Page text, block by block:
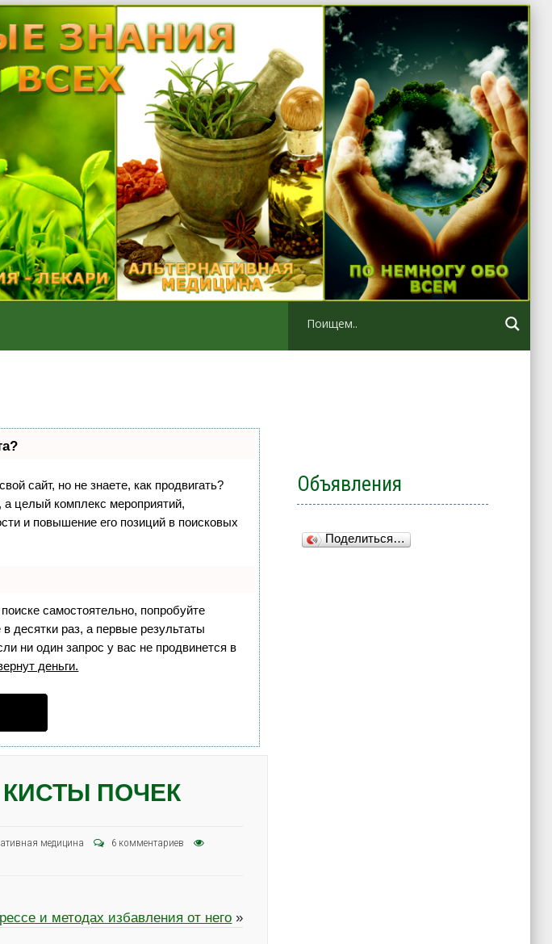
сайт, но не знаете, как продвигать?
а целый комплекс мероприятий,
и повышение его позиций в поисковых
самостоятельно, попробуйте
десятки раз, а первые результаты
ни один запрос у вас не продвинется в
деньги.
ПОЧЕК
медицина
6 комментариев
и методах избавления от него »
Объявления
Поделиться…